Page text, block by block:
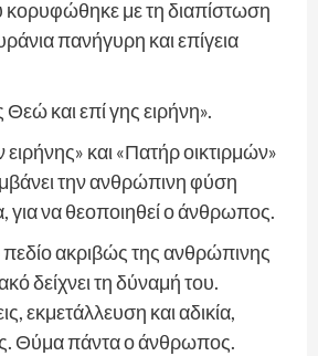
με τη διαπίστωση
πανήγυρη και επίγεια
Θεώ και επί γης ειρήνη».
και «Πατήρ οικτιρμών»
την ανθρώπινη φύση
για να θεοποιηθεί ο άνθρωπος.
πεδίο ακριβώς της ανθρώπινης
δείχνει τη δύναμή του.
εκμετάλλευση και αδικία,
Θύμα πάντα ο άνθρωπος.